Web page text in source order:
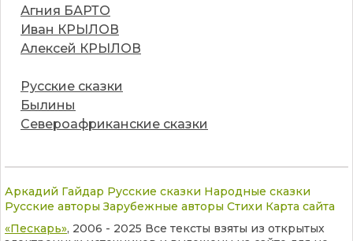
Агния БАРТО
Иван КРЫЛОВ
Алексей КРЫЛОВ
Русские сказки
Былины
Североафриканские сказки
Аркадий Гайдар Русские сказки Народные сказки
Русские авторы Зарубежные авторы Стихи Карта сайта
«Пескарь», 2006 - 2025 Все тексты взяты из открытых